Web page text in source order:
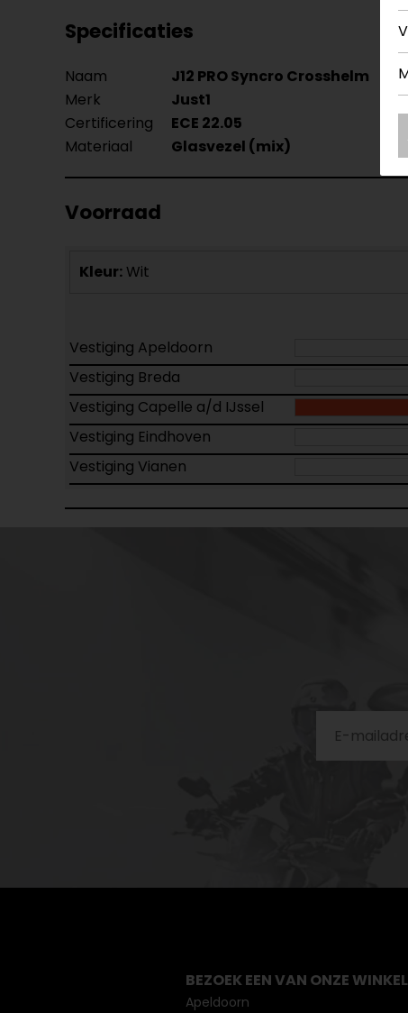
Specificaties
Naam J12 PRO Syncro Crosshelm
Merk
Just1
Certificering
ECE 22.05
Materiaal
Glasvezel (mix)
Voorraad
Kleur: Wit
Vestiging Apeldoorn
Vestiging Breda
Vestiging Capelle a/d IJssel
Vestiging Eindhoven
Vestiging Vianen
BEZOEK EEN VAN ONZE
Apeldoorn